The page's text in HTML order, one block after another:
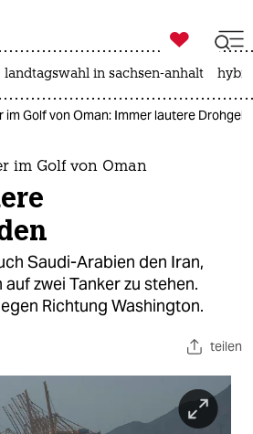
taz zahl ich
zahl ich

taz zahl ich
landtagswahl in sachsen-anhalt
Golf von Oman: Immer lautere
im Golf von Oman
Saudi-Arabien den Iran,
zwei Tanker zu stehen.
Richtung Washington.
teilen